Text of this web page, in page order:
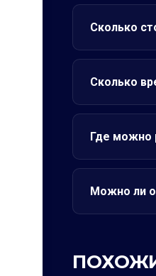
Сколько
Сколько
Где можно
Можно ли